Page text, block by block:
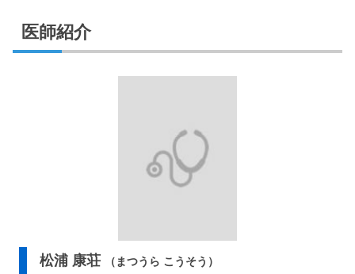
医師紹介
松浦 康荘 （まつうら こうそう）